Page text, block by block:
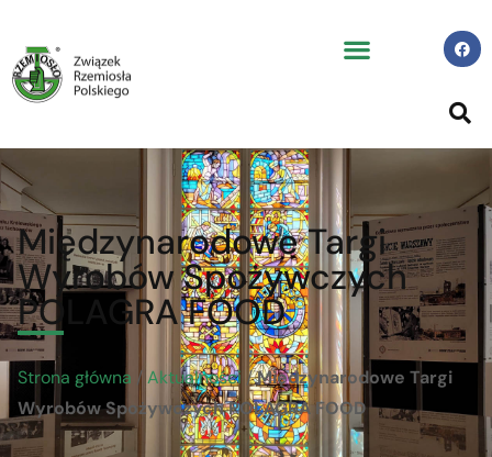
Międzynarodowe Targi
Wyrobów Spożywczych
POLAGRA FOOD
Strona główna / Aktualności /Międzynarodowe Targi
Wyrobów Spożywczych POLAGRA FOOD